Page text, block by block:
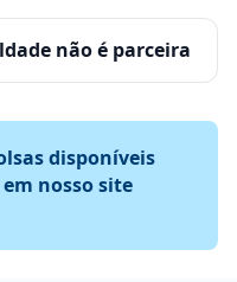
não é parceira
disponíveis
nosso site